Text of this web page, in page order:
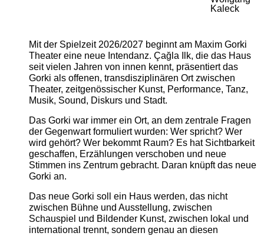
Kaleck
Mit der Spielzeit 2026/2027 beginnt am Maxim Gorki
Theater eine neue Intendanz. Çağla Ilk, die das Haus
seit vielen Jahren von innen kennt, präsentiert das
Gorki als offenen, transdisziplinären Ort zwischen
Theater, zeitgenössischer Kunst, Performance, Tanz,
Musik, Sound, Diskurs und Stadt.
Das Gorki war immer ein Ort, an dem zentrale Fragen
der Gegenwart formuliert wurden: Wer spricht? Wer
wird gehört? Wer bekommt Raum? Es hat Sichtbarkeit
geschaffen, Erzählungen verschoben und neue
Stimmen ins Zentrum gebracht. Daran knüpft das neue
Gorki an.
Das neue Gorki soll ein Haus werden, das nicht
zwischen Bühne und Ausstellung, zwischen
Schauspiel und Bildender Kunst, zwischen lokal und
international trennt, sondern genau an diesen